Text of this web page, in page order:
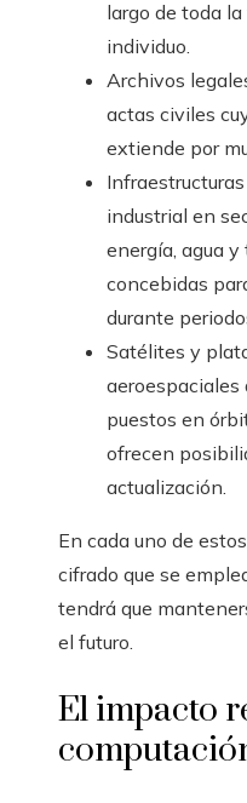
largo de toda
individuo.
Archivos
actas civiles
extiende por
industrial en
energía, agua
concebidas
durante
Satélites y
aeroespaciales
puestos en
ofrecen
actualización.
En cada uno de
cifrado que se
tendrá que
el futuro.
El impacto